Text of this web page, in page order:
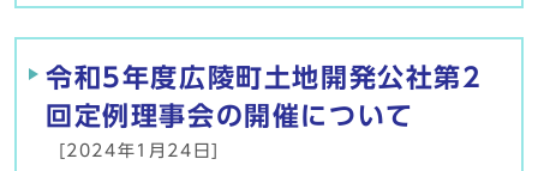
令和5年度広陵町土地開発公社第2
回定例理事会の開催について
[2024年1月24日]